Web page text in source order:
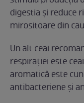
digestia și reduce
mirositoare din
Un alt ceai
respirației este
aromatică este
antibacteriene și